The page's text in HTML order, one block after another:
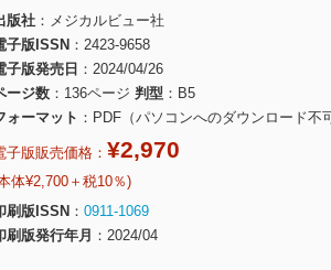
版社
メジカルビュー社
子版ISSN
2423-9658
子版発売日
2024/04/26
ージ数
136ページ 判型
B5
ォーマット
PDF（パソコンへのダウンロード不
子版販売価格： ¥2,970
体¥2,700＋税10％)
刷版ISSN
0911-1069
刷版発行年月
2024/04